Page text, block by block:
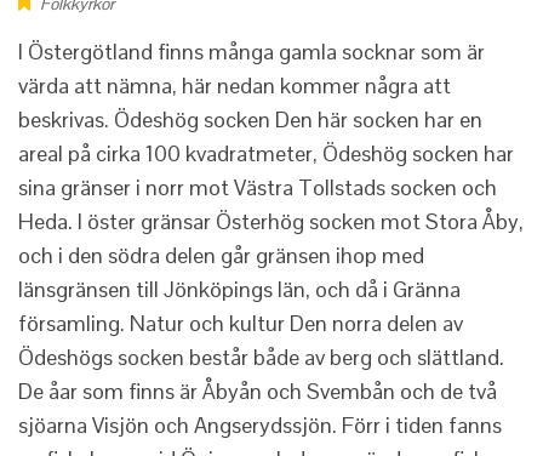
I Östergötland finns många gamla socknar som är
värda att nämna, här nedan kommer några att
beskrivas. Ödeshög socken Den här socken har en
areal på cirka 100 kvadratmeter, Ödeshög socken har
sina gränser i norr mot Västra Tollstads socken och
Heda. I öster gränsar Österhög socken mot Stora Åby,
och i den södra delen går gränsen ihop med
länsgränsen till Jönköpings län, och då i Gränna
församling. Natur och kultur Den norra delen av
Ödeshögs socken består både av berg och slättland.
De åar som finns är Åbyån och Svembån och de två
sjöarna Visjön och Angserydssjön. Förr i tiden fanns